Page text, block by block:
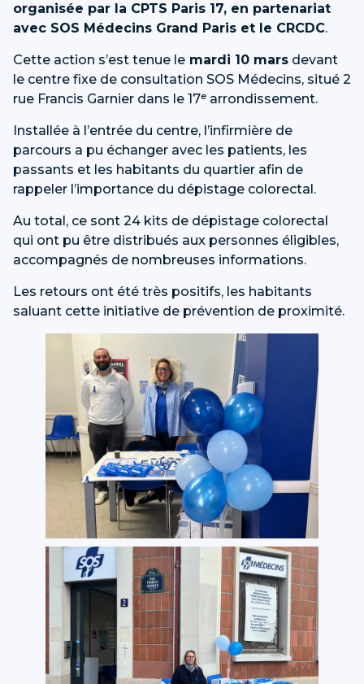
organisée par la CPTS Paris 17, en partenariat
avec SOS Médecins Grand Paris et le CRCDC.
Cette action s’est tenue le mardi 10 mars devant
le centre fixe de consultation SOS Médecins, situé 2
rue Francis Garnier dans le 17ᵉ arrondissement.
Installée à l’entrée du centre, l’infirmière de
parcours a pu échanger avec les patients, les
passants et les habitants du quartier afin de
rappeler l’importance du dépistage colorectal.
Au total, ce sont 24 kits de dépistage colorectal
qui ont pu être distribués aux personnes éligibles,
accompagnés de nombreuses informations.
Les retours ont été très positifs, les habitants
saluant cette initiative de prévention de proximité.